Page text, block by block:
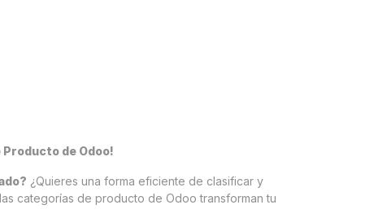
de Odoo!
¿Quieres una forma eficiente de clasificar y
categorías de producto de Odoo transforman tu